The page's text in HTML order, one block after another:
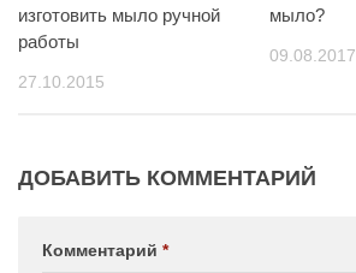
изготовить мыло ручной
работы
27.10.2015
мыло?
09.08.2017
ДОБАВИТЬ КОММЕНТАРИЙ
Комментарий *